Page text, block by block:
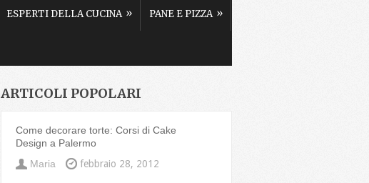
ESPERTI DELLA CUCINA » PANE E PIZZA »
ARTICOLI POPOLARI
Come decorare torte: Corsi di Cake
Design a Palermo
Maria
febbraio 28, 2012